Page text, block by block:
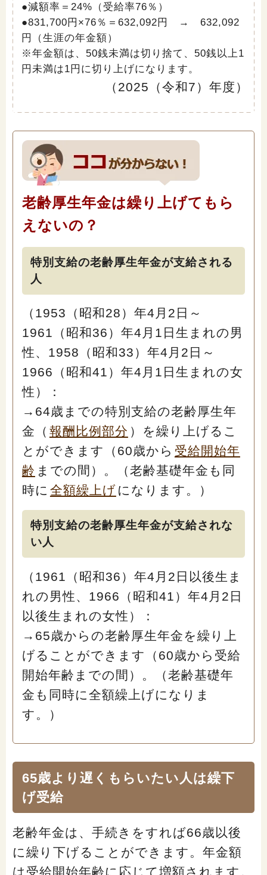
●減額率＝24%（受給率76％）
●831,700円×76％＝632,092円 → 632,092
円（生涯の年金額）
※年金額は、50銭未満は切り捨て、50銭以上1
円未満は1円に切り上げになります。
（2025（令和7）年度）
老齢厚生年金は繰り上げてもら
えないの？
特別支給の老齢厚生年金が支給される
人
（1953（昭和28）年4月2日～
1961（昭和36）年4月1日生まれの男
性、1958（昭和33）年4月2日～
1966（昭和41）年4月1日生まれの女
性）：
→64歳までの特別支給の老齢厚生年
金（ 報酬比例部分 ）を繰り上げるこ
とができます（60歳から 受給開始年
齢 までの間）。（老齢基礎年金も同
時に 全額繰上げ になります。）
特別支給の老齢厚生年金が支給されな
い人
（1961（昭和36）年4月2日以後生ま
れの男性、1966（昭和41）年4月2日
以後生まれの女性）：
→65歳からの老齢厚生年金を繰り上
げることができます（60歳から受給
開始年齢までの間）。（老齢基礎年
金も同時に全額繰上げになりま
す。）
65歳より遅くもらいたい人は繰下
げ受給
老齢年金は、手続きをすれば66歳以後
に繰り下げることができます。年金額
は受給開始年齢に応じて増額されます。